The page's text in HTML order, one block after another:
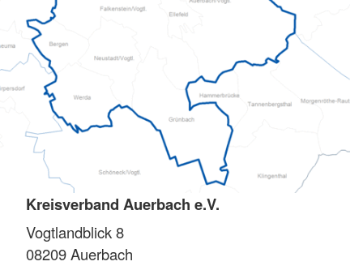
Kreisverband Auerbach e.V.
Vogtlandblick 8
08209Auerbach